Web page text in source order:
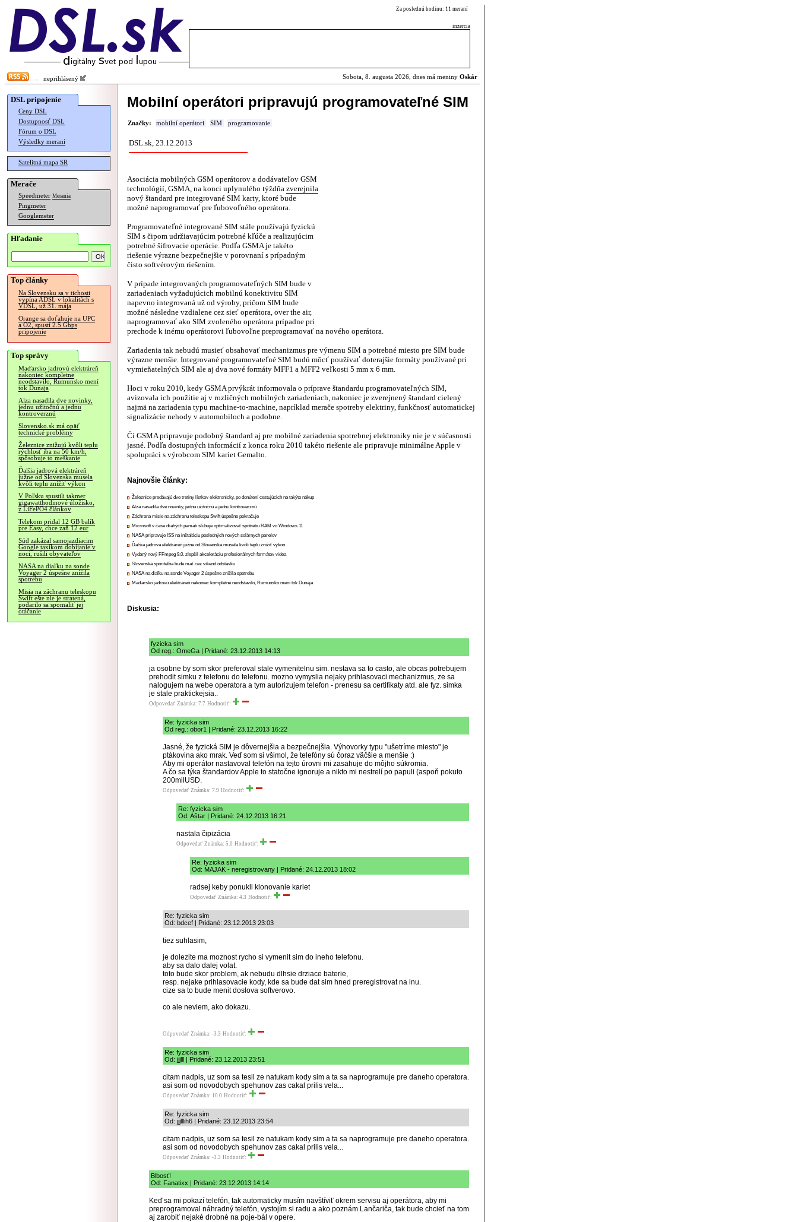
Za poslednú hodinu: 11 meraní
inzercia
neprihlásený Sobota, 8. augusta 2026, dnes má meniny Oskár
DSL pripojenie
Ceny DSL
Dostupnosť DSL
Fórum o DSL
Výsledky meraní
Satelitná mapa SR
Merače
Speedmeter Merania
Pingmeter
Googlemeter
Hľadanie
Top články
Na Slovensku sa v tichosti
vypína ADSL v lokalitách s
VDSL, už 31. mája
Orange sa doťahuje na UPC
a O2, spustí 2.5 Gbps
pripojenie
Top správy
Maďarsko jadrovú elektráreň
nakoniec kompletne
neodstavilo, Rumunsko mení
tok Dunaja
Alza nasadila dve novinky,
jednu užitočnú a jednu
kontroverznú
Slovensko.sk má opäť
technické problémy
Železnice znižujú kvôli teplu
rýchlosť iba na 50 km/h,
spôsobuje to meškanie
Ďalšia jadrová elektráreň
južne od Slovenska musela
kvôli teplu znížiť výkon
V Poľsku spustili takmer
gigawatthodinové úložisko,
z LiFePO4 článkov
Telekom pridal 12 GB balík
pre Easy, chce zaň 12 eur
Súd zakázal samojazdiacim
Google taxíkom dobíjanie v
noci, rušili obyvateľov
NASA na diaľku na sonde
Voyager 2 úspešne znížila
spotrebu
Misia na záchranu teleskopu
Swift ešte nie je stratená,
podarilo sa spomaliť jej
otáčanie
Mobilní operátori pripravujú programovateľné SIM
Značky: mobilní operátori SIM programovanie
DSL.sk, 23.12.2013
Asociácia mobilných GSM operátorov a dodávateľov GSM
technológií, GSMA, na konci uplynulého týždňa zverejnila
nový štandard pre integrované SIM karty, ktoré bude
možné naprogramovať pre ľubovoľného operátora.
Programovateľné integrované SIM stále používajú fyzickú
SIM s čipom udržiavajúcim potrebné kľúče a realizujúcim
potrebné šifrovacie operácie. Podľa GSMA je takéto
riešenie výrazne bezpečnejšie v porovnaní s prípadným
čisto softvérovým riešením.
V prípade integrovaných programovateľných SIM bude v
zariadeniach vyžadujúcich mobilnú konektivitu SIM
napevno integrovaná už od výroby, pričom SIM bude
možné následne vzdialene cez sieť operátora, over the air,
naprogramovať ako SIM zvoleného operátora prípadne pri
prechode k inému operátorovi ľubovoľne preprogramovať na nového operátora.
Zariadenia tak nebudú musieť obsahovať mechanizmus pre výmenu SIM a potrebné miesto pre SIM bude
výrazne menšie. Integrované programovateľné SIM budú môcť používať doterajšie formáty používané pri
vymieňatelných SIM ale aj dva nové formáty MFF1 a MFF2 veľkosti 5 mm x 6 mm.
Hoci v roku 2010, kedy GSMA prvýkrát informovala o príprave štandardu programovateľných SIM,
avizovala ich použitie aj v rozličných mobilných zariadeniach, nakoniec je zverejnený štandard cielený
najmä na zariadenia typu machine-to-machine, napríklad merače spotreby elektriny, funkčnosť automatickej
signalizácie nehody v automobiloch a podobne.
Či GSMA pripravuje podobný štandard aj pre mobilné zariadenia spotrebnej elektroniky nie je v súčasnosti
jasné. Podľa dostupných informácií z konca roku 2010 takéto riešenie ale pripravuje minimálne Apple v
spolupráci s výrobcom SIM kariet Gemalto.
Najnovšie články:
Železnice predávajú dve tretiny lístkov elektronicky, po donútení cestujúcich na takýto nákup
Alza nasadila dve novinky, jednu užitočnú a jednu kontroverznú
Záchrana misie na záchranu teleskopu Swift úspešne pokračuje
Microsoft v čase drahých pamätí sľubuje optimalizovať spotrebu RAM vo Windows 11
NASA pripravuje ISS na inštaláciu posledných nových solárnych panelov
Ďalšia jadrová elektráreň južne od Slovenska musela kvôli teplu znížiť výkon
Vydaný nový FFmpeg 9.0, zlepšil akceleráciu profesionálnych formátov videa
Slovenská sporiteľňa bude mať cez víkend odstávku
NASA na diaľku na sonde Voyager 2 úspešne znížila spotrebu
Maďarsko jadrovú elektráreň nakoniec kompletne neodstavilo, Rumunsko mení tok Dunaja
Diskusia:
fyzicka sim
Od reg.: OmeGa | Pridané: 23.12.2013 14:13
ja osobne by som skor preferoval stale vymenitelnu sim. nestava sa to casto, ale obcas potrebujem
prehodit simku z telefonu do telefonu. mozno vymyslia nejaky prihlasovaci mechanizmus, ze sa
nalogujem na webe operatora a tym autorizujem telefon - prenesu sa certifikaty atd. ale fyz. simka
je stale praktickejsia..
Odpovedať Známka: 7.7 Hodnotiť:
Re: fyzicka sim
Od reg.: obor1 | Pridané: 23.12.2013 16:22
Jasné, že fyzická SIM je dôvernejšia a bezpečnejšia. Výhovorky typu "ušetríme miesto" je
ptákovina ako mrak. Veď som si všimol, že telefóny sú čoraz väčšie a menšie :)
Aby mi operátor nastavoval telefón na tejto úrovni mi zasahuje do môjho súkromia.
A čo sa týka štandardov Apple to statočne ignoruje a nikto mi nestrelí po papuli (aspoň pokuto
200milUSD.
Odpovedať Známka: 7.9 Hodnotiť:
Re: fyzicka sim
Od: Aštar | Pridané: 24.12.2013 16:21
nastala čipizácia
Odpovedať Známka: 5.0 Hodnotiť:
Re: fyzicka sim
Od: MAJAK - neregistrovany | Pridané: 24.12.2013 18:02
radsej keby ponukli klonovanie kariet
Odpovedať Známka: 4.3 Hodnotiť:
Re: fyzicka sim
Od: bdcef | Pridané: 23.12.2013 23:03
tiez suhlasim,
je dolezite ma moznost rycho si vymenit sim do ineho telefonu.
aby sa dalo dalej volat.
toto bude skor problem, ak nebudu dlhsie drziace baterie,
resp. nejake prihlasovacie kody, kde sa bude dat sim hned preregistrovat na inu.
cize sa to bude menit doslova softverovo.
co ale neviem, ako dokazu.
Odpovedať Známka: -3.3 Hodnotiť:
Re: fyzicka sim
Od: jjjlll | Pridané: 23.12.2013 23:51
citam nadpis, uz som sa tesil ze natukam kody sim a ta sa naprogramuje pre daneho operatora.
asi som od novodobych spehunov zas cakal prilis vela...
Odpovedať Známka: 10.0 Hodnotiť:
Re: fyzicka sim
Od: jjjlllih6 | Pridané: 23.12.2013 23:54
citam nadpis, uz som sa tesil ze natukam kody sim a ta sa naprogramuje pre daneho operatora.
asi som od novodobych spehunov zas cakal prilis vela...
Odpovedať Známka: -3.3 Hodnotiť:
Blbosť!
Od: Fanatixx | Pridané: 23.12.2013 14:14
Keď sa mi pokazí telefón, tak automaticky musím navštíviť okrem servisu aj operátora, aby mi
preprogramoval náhradný telefón, vystojím si radu a ako poznám Lančariča, tak bude chcieť na tom
aj zarobiť nejaké drobné na poje-bál v opere.